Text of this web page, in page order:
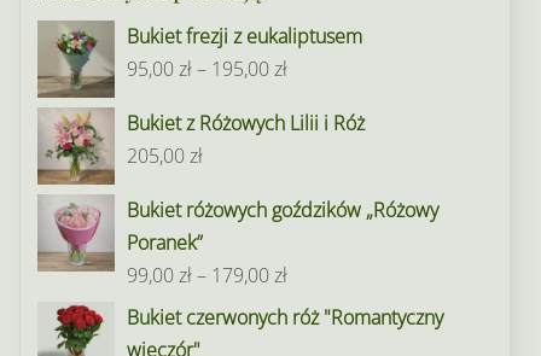
Bukiet frezji z eukaliptusem
95,00zł– 195,00złZakres
od
do
Bukiet z Różowych Lilii i Róż
205,00zł
Bukiet różowych goździków „Różowy
Poranek”
99,00zł– 179,00złZakres
cen:
Bukiet czerwonych róż "Romantyczny
wieczór"